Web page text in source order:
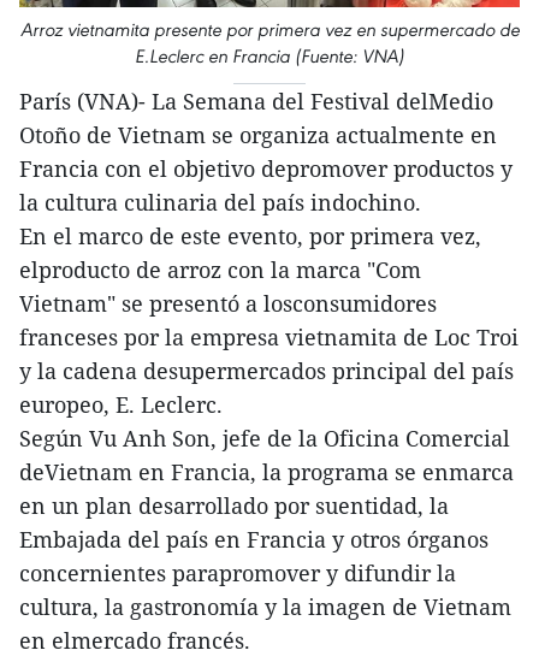
Arroz vietnamita presente por primera vez en supermercado de
E.Leclerc en Francia (Fuente: VNA)
París (VNA)- La Semana del Festival delMedio
Otoño de Vietnam se organiza actualmente en
Francia con el objetivo depromover productos y
la cultura culinaria del país indochino.
En el marco de este evento, por primera vez,
elproducto de arroz con la marca "Com
Vietnam" se presentó a losconsumidores
franceses por la empresa vietnamita de Loc Troi
y la cadena desupermercados principal del país
europeo, E. Leclerc.
Según Vu Anh Son, jefe de la Oficina Comercial
deVietnam en Francia, la programa se enmarca
en un plan desarrollado por suentidad, la
Embajada del país en Francia y otros órganos
concernientes parapromover y difundir la
cultura, la gastronomía y la imagen de Vietnam
en elmercado francés.